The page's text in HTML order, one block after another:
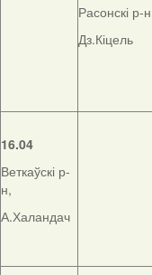
Расонскі р-
Дз.Кіцель
16.04
Веткаўскі р-
н,
А.Халандач